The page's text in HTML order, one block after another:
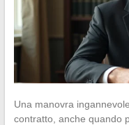
Una manovra
contratto, anche quando